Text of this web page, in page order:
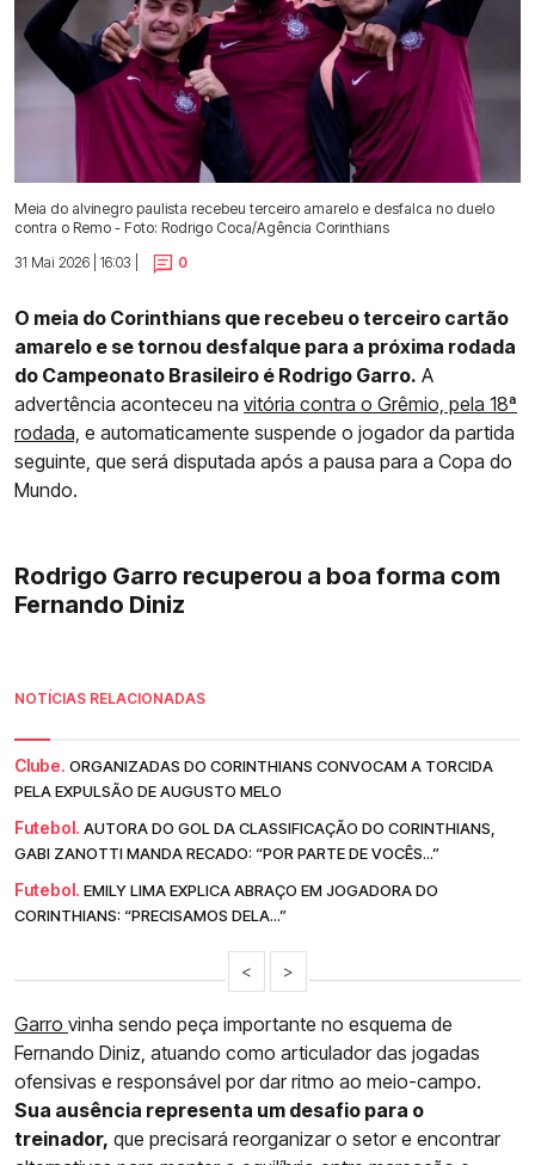
Meia do alvinegro paulista recebeu terceiro amarelo e desfalca no duelo
contra o Remo - Foto: Rodrigo Coca/Agência Corinthians
31 Mai 2026 | 16:03 |
0
O meia do Corinthians que recebeu o terceiro cartão
amarelo e se tornou desfalque para a próxima rodada
do Campeonato Brasileiro é Rodrigo Garro. A
advertência aconteceu na vitória contra o Grêmio, pela 18ª
rodada, e automaticamente suspende o jogador da partida
seguinte, que será disputada após a pausa para a Copa do
Mundo.
Rodrigo Garro recuperou a boa forma com
Fernando Diniz
NOTÍCIAS RELACIONADAS
Clube. ORGANIZADAS DO CORINTHIANS CONVOCAM A TORCIDA
PELA EXPULSÃO DE AUGUSTO MELO
Futebol. AUTORA DO GOL DA CLASSIFICAÇÃO DO CORINTHIANS,
GABI ZANOTTI MANDA RECADO: “POR PARTE DE VOCÊS...”
Futebol. EMILY LIMA EXPLICA ABRAÇO EM JOGADORA DO
CORINTHIANS: “PRECISAMOS DELA...”
< >
Garro vinha sendo peça importante no esquema de
Fernando Diniz, atuando como articulador das jogadas
ofensivas e responsável por dar ritmo ao meio-campo.
Sua ausência representa um desafio para o
treinador, que precisará reorganizar o setor e encontrar